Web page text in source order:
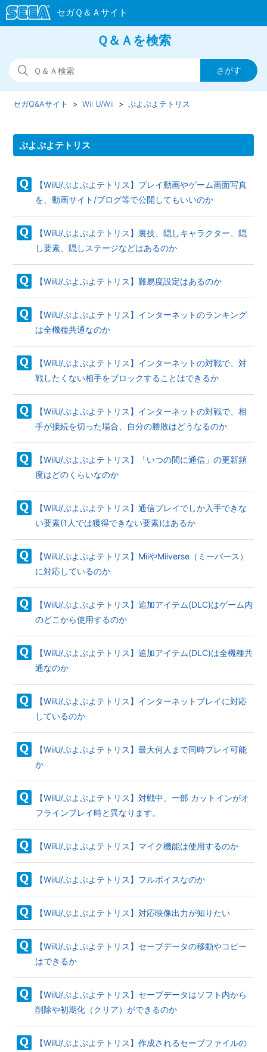
Ｑ＆Ａを検索
セガQ&Aサイト Wii U/Wii ぷよぷよテトリス
ぷよぷよテトリス
【WiiU/ぷよぷよテトリス】プレイ動画やゲーム画面写真
を、動画サイト/ブログ等で公開してもいいのか
【WiiU/ぷよぷよテトリス】裏技、隠しキャラクター、隠
し要素、隠しステージなどはあるのか
【WiiU/ぷよぷよテトリス】難易度設定はあるのか
【WiiU/ぷよぷよテトリス】インターネットのランキング
は全機種共通なのか
【WiiU/ぷよぷよテトリス】インターネットの対戦で、対
戦したくない相手をブロックすることはできるか
【WiiU/ぷよぷよテトリス】インターネットの対戦で、相
手が接続を切った場合、自分の勝敗はどうなるのか
【WiiU/ぷよぷよテトリス】「いつの間に通信」の更新頻
度はどのくらいなのか
【WiiU/ぷよぷよテトリス】通信プレイでしか入手できな
い要素(1人では獲得できない要素)はあるか
【WiiU/ぷよぷよテトリス】MiiやMiiverse（ミーバース）
に対応しているのか
【WiiU/ぷよぷよテトリス】追加アイテム(DLC)はゲーム内
のどこから使用するのか
【WiiU/ぷよぷよテトリス】追加アイテム(DLC)は全機種共
通なのか
【WiiU/ぷよぷよテトリス】インターネットプレイに対応
しているのか
【WiiU/ぷよぷよテトリス】最大何人まで同時プレイ可能
か
【WiiU/ぷよぷよテトリス】対戦中、一部 カットインがオ
フラインプレイ時と異なります。
【WiiU/ぷよぷよテトリス】マイク機能は使用するのか
【WiiU/ぷよぷよテトリス】フルボイスなのか
【WiiU/ぷよぷよテトリス】対応映像出力が知りたい
【WiiU/ぷよぷよテトリス】セーブデータの移動やコピー
はできるか
【WiiU/ぷよぷよテトリス】セーブデータはソフト内から
削除や初期化（クリア）ができるのか
【WiiU/ぷよぷよテトリス】作成されるセーブファイルの